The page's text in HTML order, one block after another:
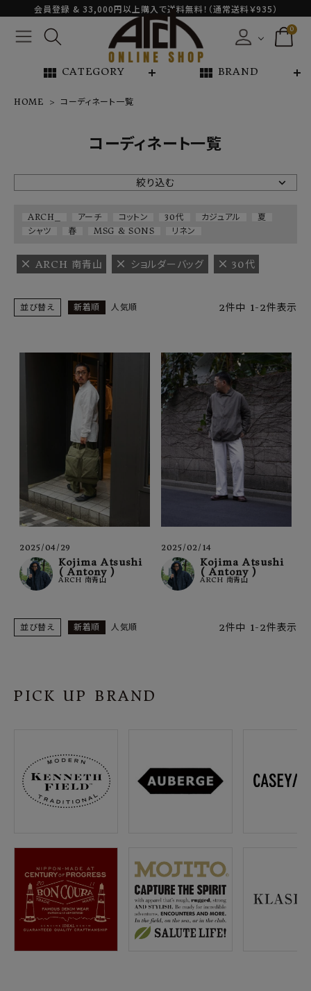
会員登録 & 33,000円以上購入で送料無料！（通常送料￥935）
0
view_module CATEGORY view_module BRAND
NEW ARRIVAL
ARCH EXCLUSIVE
SHOP
INFORMATION
プライバシーポリシー
特定商取引法について
お問い合わせ
OFFICIAL WEB SITE
ACCOUNT MENU
meeting_room ログイン 会員登録
HOME コーディネート一覧
コーディネート一覧
絞り込む
ARCH_ アーチ コットン 30代 カジュアル
夏
シャツ
春 MSG & SONS リネン
ARCH 南青山 ショルダーバッグ 30代
並び替え 新着順 人気順 2件中 1-2件表示
2025/04/29
Kojima Atsushi
( Antony )
ARCH 南青山
2025/02/14
Kojima Atsushi
( Antony )
ARCH 南青山
並び替え 新着順 人気順 2件中 1-2件表示
PICK UP BRAND